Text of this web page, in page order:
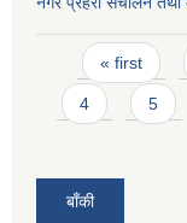
Pages
« first
4 5
बाँकी